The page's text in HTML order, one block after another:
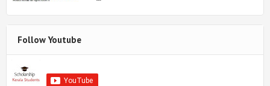
Follow Youtube